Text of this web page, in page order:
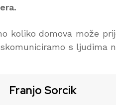
koliko domova može
s ljudima
Franjo Sorcik